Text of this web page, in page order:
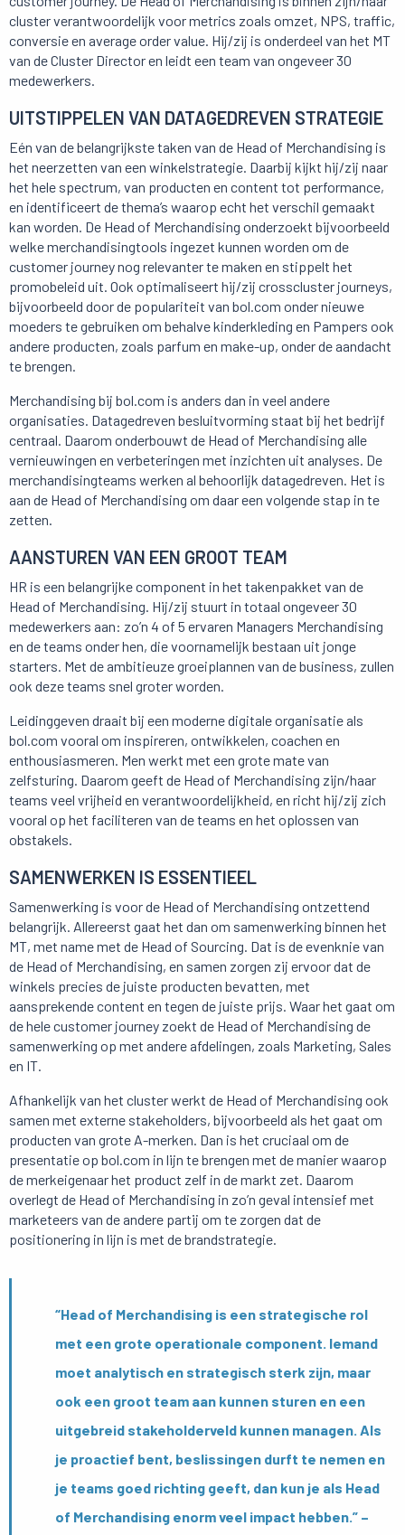
cluster verantwoordelijk voor metrics zoals omzet, NPS, traffic,
conversie en average order value. Hij/zij is onderdeel van het MT
van de Cluster Director en leidt een team van ongeveer 30
medewerkers.
UITSTIPPELEN VAN DATAGEDREVEN STRATEGIE
Eén van de belangrijkste taken van de Head of Merchandising is
het neerzetten van een winkelstrategie. Daarbij kijkt hij/zij naar
het hele spectrum, van producten en content tot performance,
en identificeert de thema’s waarop echt het verschil gemaakt
kan worden. De Head of Merchandising onderzoekt bijvoorbeeld
welke merchandisingtools ingezet kunnen worden om de
customer journey nog relevanter te maken en stippelt het
promobeleid uit. Ook optimaliseert hij/zij crosscluster journeys,
bijvoorbeeld door de populariteit van bol.com onder nieuwe
moeders te gebruiken om behalve kinderkleding en Pampers ook
andere producten, zoals parfum en make-up, onder de aandacht
te brengen.
Merchandising bij bol.com is anders dan in veel andere
organisaties. Datagedreven besluitvorming staat bij het bedrijf
centraal. Daarom onderbouwt de Head of Merchandising alle
vernieuwingen en verbeteringen met inzichten uit analyses. De
merchandisingteams werken al behoorlijk datagedreven. Het is
aan de Head of Merchandising om daar een volgende stap in te
zetten.
AANSTUREN VAN EEN GROOT TEAM
HR is een belangrijke component in het takenpakket van de
Head of Merchandising. Hij/zij stuurt in totaal ongeveer 30
medewerkers aan: zo’n 4 of 5 ervaren Managers Merchandising
en de teams onder hen, die voornamelijk bestaan uit jonge
starters. Met de ambitieuze groeiplannen van de business, zullen
ook deze teams snel groter worden.
Leidinggeven draait bij een moderne digitale organisatie als
bol.com vooral om inspireren, ontwikkelen, coachen en
enthousiasmeren. Men werkt met een grote mate van
zelfsturing. Daarom geeft de Head of Merchandising zijn/haar
teams veel vrijheid en verantwoordelijkheid, en richt hij/zij zich
vooral op het faciliteren van de teams en het oplossen van
obstakels.
SAMENWERKEN IS ESSENTIEEL
Samenwerking is voor de Head of Merchandising ontzettend
belangrijk. Allereerst gaat het dan om samenwerking binnen het
MT, met name met de Head of Sourcing. Dat is de evenknie van
de Head of Merchandising, en samen zorgen zij ervoor dat de
winkels precies de juiste producten bevatten, met
aansprekende content en tegen de juiste prijs. Waar het gaat om
de hele customer journey zoekt de Head of Merchandising de
samenwerking op met andere afdelingen, zoals Marketing, Sales
en IT.
Afhankelijk van het cluster werkt de Head of Merchandising ook
samen met externe stakeholders, bijvoorbeeld als het gaat om
producten van grote A-merken. Dan is het cruciaal om de
presentatie op bol.com in lijn te brengen met de manier waarop
de merkeigenaar het product zelf in de markt zet. Daarom
overlegt de Head of Merchandising in zo’n geval intensief met
marketeers van de andere partij om te zorgen dat de
positionering in lijn is met de brandstrategie.
“Head of Merchandising is een strategische rol
met een grote operationale component. Iemand
moet analytisch en strategisch sterk zijn, maar
ook een groot team aan kunnen sturen en een
uitgebreid stakeholderveld kunnen managen. Als
je proactief bent, beslissingen durft te nemen en
je teams goed richting geeft, dan kun je als Head
of Merchandising enorm veel impact hebben.” –